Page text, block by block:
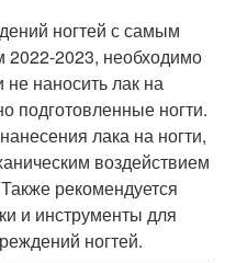
ногтей с самым
2023, необходимо
не наносить лак на
подготовленные ногти.
лака на ногти,
воздействием
рекомендуется
и инструменты для
ногтей.